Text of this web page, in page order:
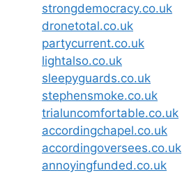
strongdemocracy.co.uk
dronetotal.co.uk
partycurrent.co.uk
lightalso.co.uk
sleepyguards.co.uk
stephensmoke.co.uk
trialuncomfortable.co.uk
accordingchapel.co.uk
accordingoversees.co.uk
annoyingfunded.co.uk